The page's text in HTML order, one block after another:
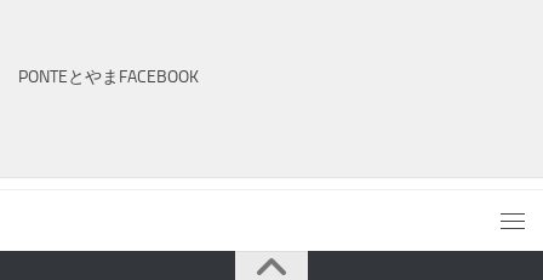
PONTEとやまFACEBOOK